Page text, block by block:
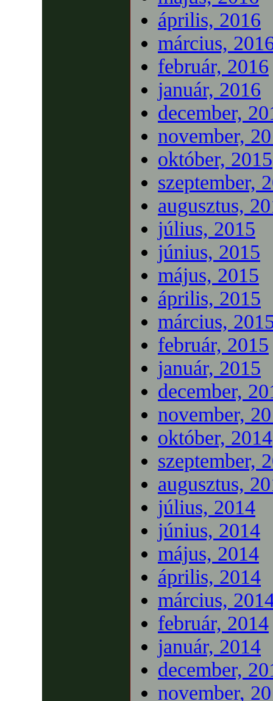
április, 2016
március,
február, 2016
január, 2016
december,
november,
október, 2015
szeptember,
augusztus,
július, 2015
június, 2015
május, 2015
április, 2015
március,
február, 2015
január, 2015
december,
november,
október, 2014
szeptember,
augusztus,
július, 2014
június, 2014
május, 2014
április, 2014
március,
február, 2014
január, 2014
december,
november,